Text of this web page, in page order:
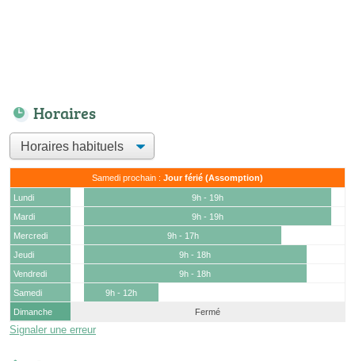
Horaires
Samedi prochain : Jour férié (Assomption)
Lundi
9h - 19h
Mardi
9h - 19h
Mercredi
9h - 17h
Jeudi
9h - 18h
Vendredi
9h - 18h
Samedi
9h - 12h
Dimanche
Fermé
Signaler une erreur